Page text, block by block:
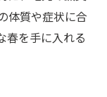
体質や症状に合
春を手に入れる